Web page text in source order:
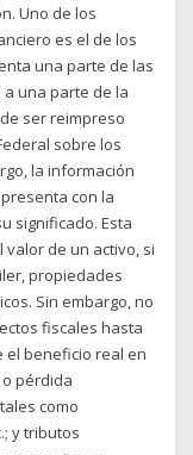
Uno de los
es el de los
una parte de las
una parte de la
ser reimpreso
sobre los
la información
con la
significado. Esta
de un activo, si
propiedades
Sin embargo, no
fiscales hasta
el beneficio real en
o pérdida
como
y tributos